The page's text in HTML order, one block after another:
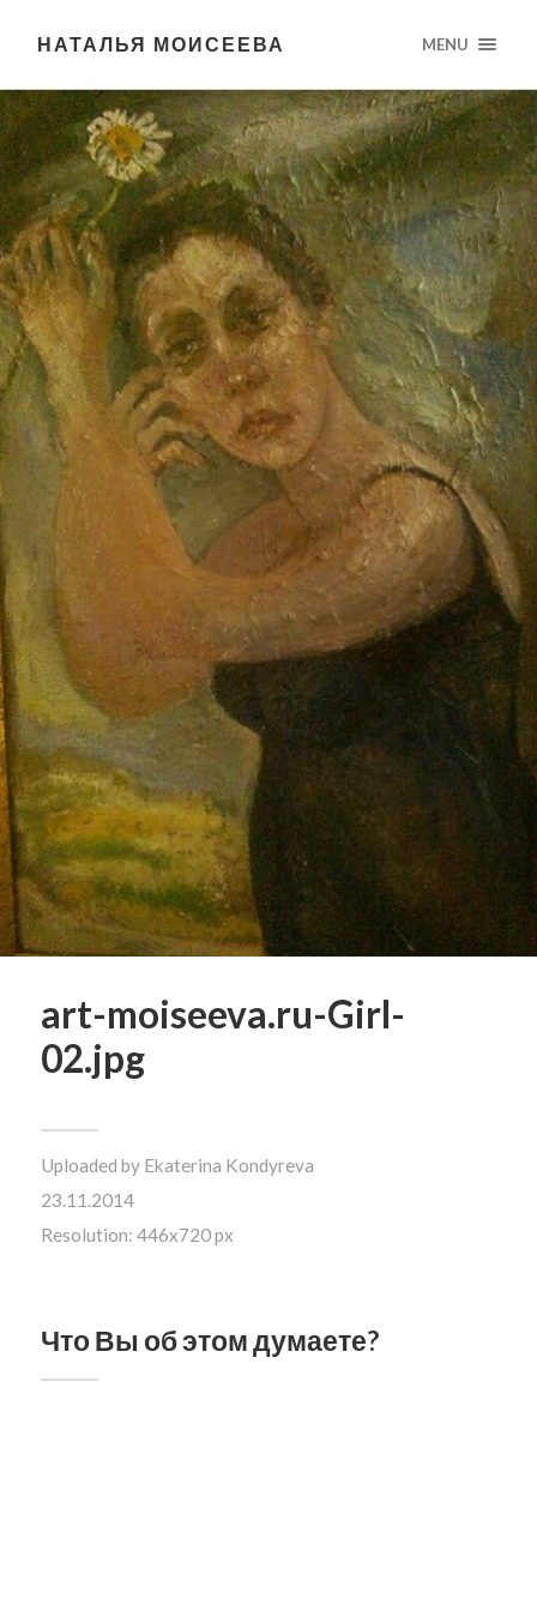
НАТАЛЬЯ МОИСЕЕВА MENU
art-moiseeva.ru-Girl-
02.jpg
Uploaded by Ekaterina Kondyreva
23.11.2014
Resolution: 446x720 px
Что Вы об этом думаете?